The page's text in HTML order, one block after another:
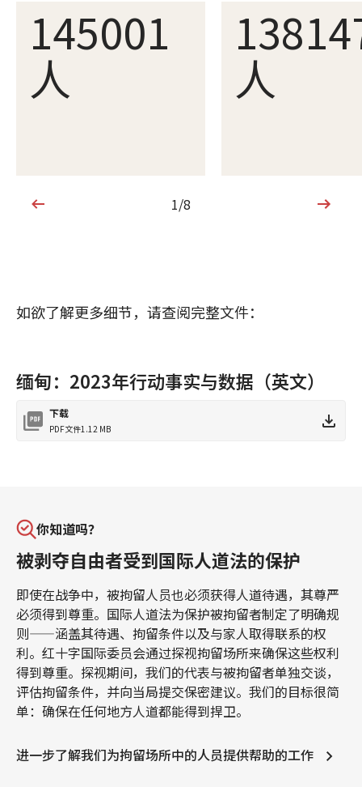
145001
人 人
1/8
1/8
如欲了解更多细节，请查阅完整文件：
缅甸：2023年行动事实与数据（英文）
下载
PDF文件1.12 MB
你知道吗？
被剥夺自由者受到国际人道法的保护
即使在战争中，被拘留人员也必须获得人道待遇，其尊严
必须得到尊重。国际人道法为保护被拘留者制定了明确规
则——涵盖其待遇、拘留条件以及与家人取得联系的权
利。红十字国际委员会通过探视拘留场所来确保这些权利
得到尊重。探视期间，我们的代表与被拘留者单独交谈，
评估拘留条件，并向当局提交保密建议。我们的目标很简
单：确保在任何地方人道都能得到捍卫。
进一步了解我们为拘留场所中的人员提供帮助的工作